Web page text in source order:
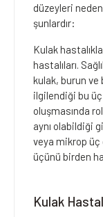
düzeyleri
şunlardır:
Kulak
hastalıları.
kulak, burun ve
ilgilendiği bu üç
oluşmasında
aynı olabildiği
veya mikrop üç
üçünü birden
Kulak